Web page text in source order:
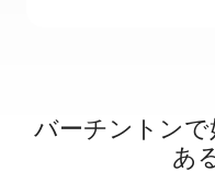
バーチントン
あ